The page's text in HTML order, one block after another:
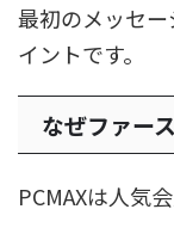
最初のメッセ
イントです。
なぜファー
PCMAXは人気